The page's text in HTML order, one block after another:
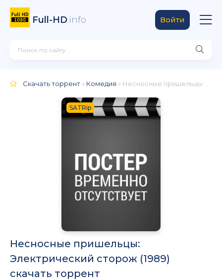
Full-HD.info Войти
Скачать торрент » Комедия » Несносные пришельцы: Электрический сторож
SATRip
Несносные пришельцы:
Электрический сторож (1989)
скачать торрент